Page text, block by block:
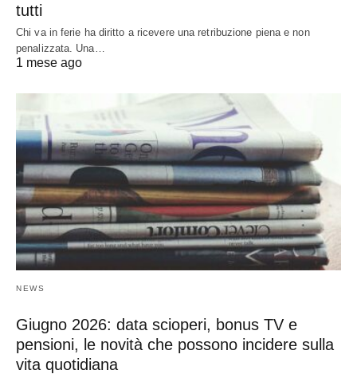
tutti
Chi va in ferie ha diritto a ricevere una retribuzione piena e non
penalizzata. Una…
1 mese ago
NEWS
Giugno 2026: data scioperi, bonus TV e
pensioni, le novità che possono incidere sulla
vita quotidiana